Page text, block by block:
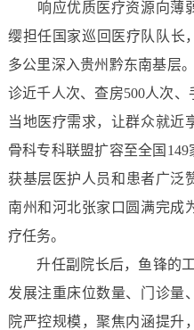
响应优质医疗资源向薄弱
缨担任国家巡回医疗队队长
多公里深入贵州黔东南基层
诊近千人次、查房500人次
当地医疗需求，让群众就近
骨科专科联盟扩容至全国149
获基层医护人员和患者广泛
南州和河北张家口圆满完成
疗任务。
升任副院长后，鱼锋的工
发展注重床位数量、门诊量
院严控规模，聚焦内涵提升